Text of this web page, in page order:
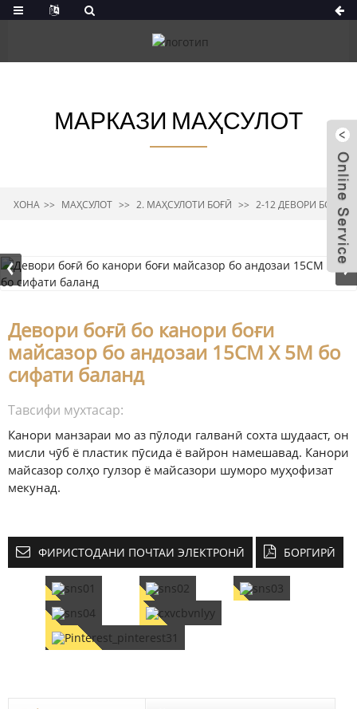
МАРКАЗИ МАҲСУЛОТ
ХОНА МАҲСУЛОТ 2. МАҲСУЛОТИ БОҒӢ 2-12 ДЕВОРИ БОҒӢ
Девори боғӣ бо канори боғи
майсазор бо андозаи 15CM X 5M бо
сифати баланд
Тавсифи мухтасар:
Канори манзараи мо аз пӯлоди галванӣ сохта шудааст, он
мисли чӯб ё пластик пӯсида ё вайрон намешавад. Канори
майсазор солҳо гулзор ё майсазори шуморо муҳофизат
мекунад.
ФИРИСТОДАНИ ПОЧТАИ ЭЛЕКТРОНӢ БОРГИРӢ